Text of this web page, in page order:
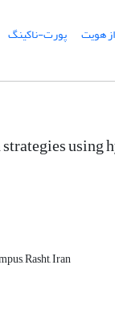
هویت
پورت-ناکینگ
using
Rasht, Iran